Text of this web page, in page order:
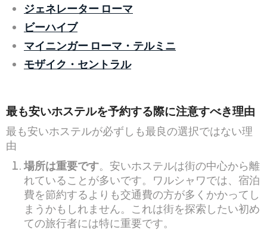
ジェネレーター ローマ
ビーハイブ
マイニンガー ローマ・テルミニ
モザイク・セントラル
最も安いホステルを予約する際に注意すべき理由
最も安いホステルが必ずしも最良の選択ではない理
由
場所は重要です。安いホステルは街の中心から離
れていることが多いです。ワルシャワでは、宿泊
費を節約するよりも交通費の方が多くかかってし
まうかもしれません。これは街を探索したい初め
ての旅行者には特に重要です。